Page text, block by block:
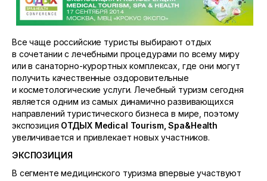
Все чаще российские туристы выбирают отдых
в сочетании с лечебными процедурами по всему миру
или в санаторно-курортных комплексах, где они могут
получить качественные оздоровительные
и косметологические услуги. Лечебный туризм сегодня
является одним из самых динамично развивающихся
направлений туристического бизнеса в мире, поэтому
экспозиция ОТДЫХ Medical Tourism,Spa&Health
увеличивается и привлекает новых участников.
ЭКСПОЗИЦИЯ
В сегменте медицинского туризма впервые участвуют